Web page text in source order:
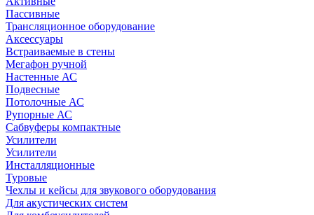
Пассивные
Трансляционное оборудование
Аксессуары
Встраиваемые в стены
Мегафон ручной
Настенные АС
Подвесные
Потолочные АС
Рупорные АС
Сабвуферы компактные
Усилители
Усилители
Инсталляционные
Туровые
Чехлы и кейсы для звукового оборудования
Для акустических систем